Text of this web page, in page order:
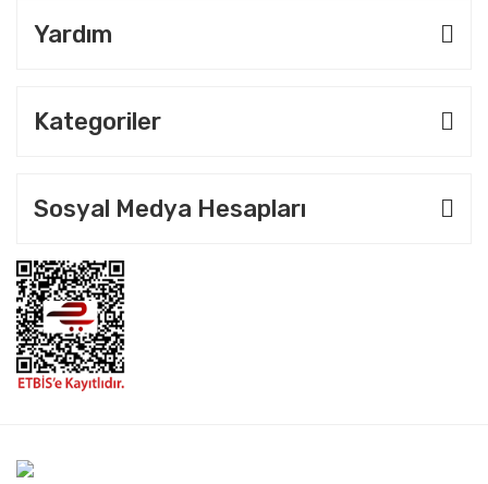
Yardım
Kategoriler
Sosyal Medya Hesapları